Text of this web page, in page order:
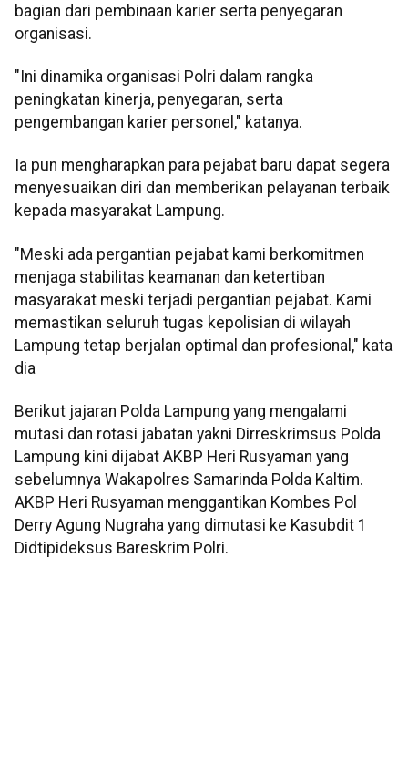
bagian dari pembinaan karier serta penyegaran
organisasi.
"Ini dinamika organisasi Polri dalam rangka
peningkatan kinerja, penyegaran, serta
pengembangan karier personel," katanya.
Ia pun mengharapkan para pejabat baru dapat segera
menyesuaikan diri dan memberikan pelayanan terbaik
kepada masyarakat Lampung.
"Meski ada pergantian pejabat kami berkomitmen
menjaga stabilitas keamanan dan ketertiban
masyarakat meski terjadi pergantian pejabat. Kami
memastikan seluruh tugas kepolisian di wilayah
Lampung tetap berjalan optimal dan profesional," kata
dia
Berikut jajaran Polda Lampung yang mengalami
mutasi dan rotasi jabatan yakni Dirreskrimsus Polda
Lampung kini dijabat AKBP Heri Rusyaman yang
sebelumnya Wakapolres Samarinda Polda Kaltim.
AKBP Heri Rusyaman menggantikan Kombes Pol
Derry Agung Nugraha yang dimutasi ke Kasubdit 1
Didtipideksus Bareskrim Polri.